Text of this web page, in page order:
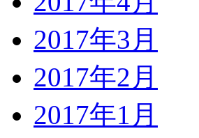
2017年3月
2017年2月
2017年1月